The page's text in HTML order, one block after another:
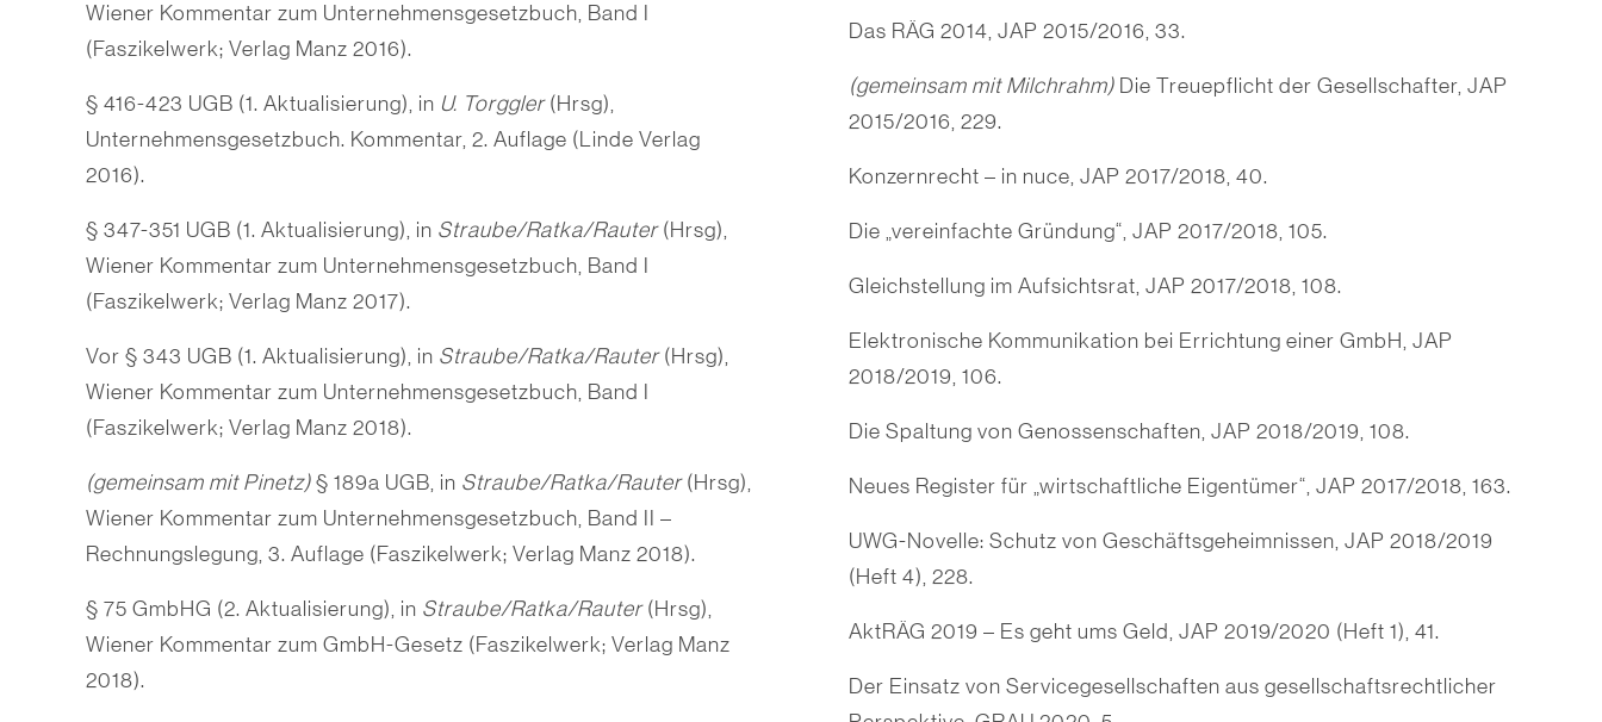
Wiener Kommentar zum Unternehmensgesetzbuch, Band I
(Faszikelwerk; Verlag Manz 2016).
§ 416-423 UGB (1. Aktualisierung), in U. Torggler(Hrsg),
Unternehmensgesetzbuch. Kommentar, 2. Auflage (Linde Verlag
2016).
§ 347-351 UGB (1. Aktualisierung), in Straube/Ratka/Rauter(Hrsg),
Wiener Kommentar zum Unternehmensgesetzbuch, Band I
(Faszikelwerk; Verlag Manz 2017).
Vor § 343 UGB (1. Aktualisierung), in Straube/Ratka/Rauter(Hrsg),
Wiener Kommentar zum Unternehmensgesetzbuch, Band I
(Faszikelwerk; Verlag Manz 2018).
(gemeinsam mit Pinetz) § 189a UGB, in Straube/Ratka/Rauter(Hrsg),
Wiener Kommentar zum Unternehmensgesetzbuch, Band II –
Rechnungslegung, 3. Auflage (Faszikelwerk; Verlag Manz 2018).
§ 75 GmbHG (2. Aktualisierung), in Straube/Ratka/Rauter(Hrsg),
Wiener Kommentar zum GmbH-Gesetz (Faszikelwerk; Verlag Manz
2018).
Das RÄG 2014, JAP 2015/2016, 33.
(gemeinsam mit Milchrahm) Die Treuepflicht der Gesellschafter, JAP
2015/2016, 229.
Konzernrecht – in nuce, JAP 2017/2018, 40.
Die „vereinfachte Gründung“, JAP 2017/2018, 105.
Gleichstellung im Aufsichtsrat, JAP 2017/2018, 108.
Elektronische Kommunikation bei Errichtung einer GmbH, JAP
2018/2019, 106.
Die Spaltung von Genossenschaften, JAP 2018/2019, 108.
Neues Register für „wirtschaftliche Eigentümer“, JAP 2017/2018, 163.
UWG-Novelle: Schutz von Geschäftsgeheimnissen, JAP 2018/2019
(Heft 4), 228.
AktRÄG 2019 – Es geht ums Geld, JAP 2019/2020 (Heft 1), 41.
Der Einsatz von Servicegesellschaften aus gesellschaftsrechtlicher